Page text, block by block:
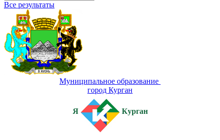
Все результаты
Муниципальное образование
город Курган
Я Курган